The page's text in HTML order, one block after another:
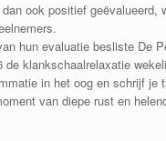
ook positief geëvalueerd,
hun evaluatie besliste De
de klankschaalrelaxatie
in het oog en schrijf je
van diepe rust en